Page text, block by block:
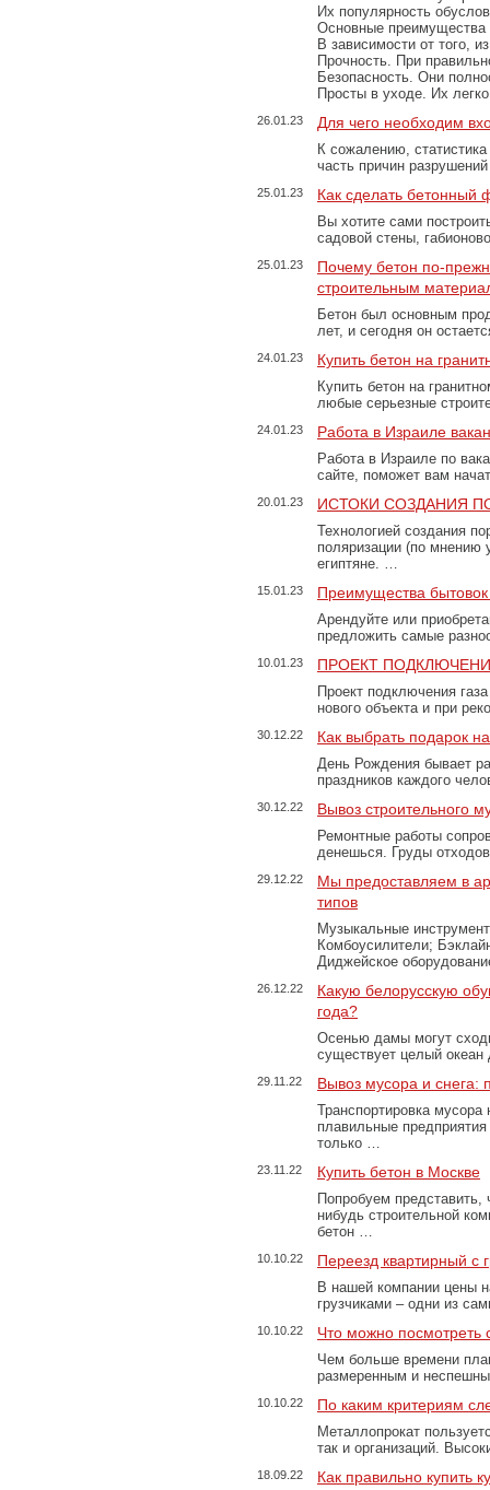
Их популярность
Основные преимущества
В зависимости от того,
Прочность. При
Безопасность. Они
Просты в уходе. Их
26.01.23 Для чего необходим
К сожалению,
часть причин
25.01.23 Как сделать бетонный
Вы хотите сами
садовой стены,
25.01.23
Почему бетон по-
строительным
Бетон был основным
лет, и сегодня он
24.01.23 Купить бетон на
Купить бетон на
любые серьезные
24.01.23 Работа в Израиле
Работа в Израиле по
сайте, поможет вам
20.01.23 ИСТОКИ СОЗДАНИЯ
Технологией создания
поляризации (по
египтяне. …
15.01.23 Преимущества
Арендуйте или
предложить самые
10.01.23 ПРОЕКТ
Проект подключения
нового объекта и при
30.12.22 Как выбрать подарок
День Рождения бывает
праздников каждого
30.12.22 Вывоз строительного
Ремонтные работы
денешься. Груды
29.12.22
Мы предоставляем в
типов
Музыкальные
Комбоусилители;
Диджейское
26.12.22
Какую белорусскую
года?
Осенью дамы могут
существует целый
29.11.22 Вывоз мусора и
Транспортировка
плавильные
только …
23.11.22 Купить бетон в Москве
Попробуем представить,
нибудь строительной
бетон …
10.10.22 Переезд квартирный с
В нашей компании цены
грузчиками – одни из
10.10.22 Что можно посмотреть
Чем больше времени
размеренным и
10.10.22 По каким критериям
Металлопрокат
так и организаций.
18.09.22 Как правильно купить